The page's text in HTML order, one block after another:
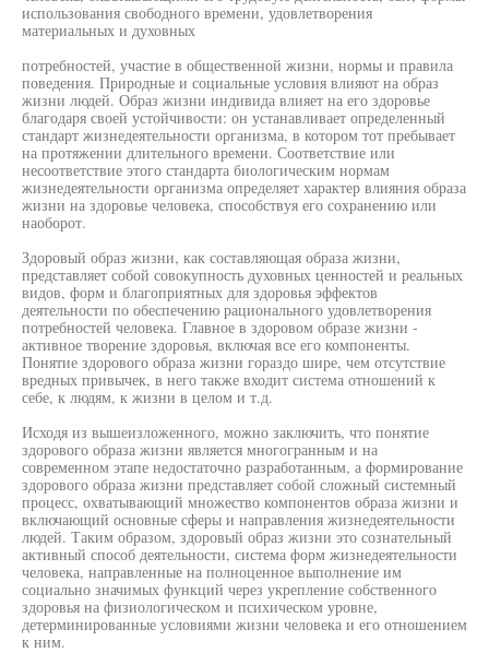
использования свободного времени, удовлетворения
материальных и духовных
потребностей, участие в общественной жизни, нормы и правила
поведения. Природные и социальные условия влияют на образ
жизни людей. Образ жизни индивида влияет на его здоровье
благодаря своей устойчивости: он устанавливает определенный
стандарт жизнедеятельности организма, в котором тот пребывает
на протяжении длительного времени. Соответствие или
несоответствие этого стандарта биологическим нормам
жизнедеятельности организма определяет характер влияния образа
жизни на здоровье человека, способствуя его сохранению или
наоборот.
Здоровый образ жизни, как составляющая образа жизни,
представляет собой совокупность духовных ценностей и реальных
видов, форм и благоприятных для здоровья эффектов
деятельности по обеспечению рационального удовлетворения
потребностей человека. Главное в здоровом образе жизни -
активное творение здоровья, включая все его компоненты.
Понятие здорового образа жизни гораздо шире, чем отсутствие
вредных привычек, в него также входит система отношений к
себе, к людям, к жизни в целом и т.д.
Исходя из вышеизложенного, можно заключить, что понятие
здорового образа жизни является многогранным и на
современном этапе недостаточно разработанным, а формирование
здорового образа жизни представляет собой сложный системный
процесс, охватывающий множество компонентов образа жизни и
включающий основные сферы и направления жизнедеятельности
людей. Таким образом, здоровый образ жизни это сознательный
активный способ деятельности, система форм жизнедеятельности
человека, направленные на полноценное выполнение им
социально значимых функций через укрепление собственного
здоровья на физиологическом и психическом уровне,
детерминированные условиями жизни человека и его отношением
к ним.